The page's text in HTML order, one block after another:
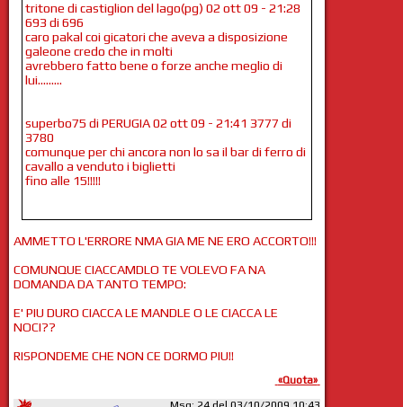
tritone di castiglion del lago(pg) 02 ott 09 - 21:28
693 di 696
caro pakal coi gicatori che aveva a disposizione
galeone credo che in molti
avrebbero fatto bene o forze anche meglio di
lui.........
superbo75 di PERUGIA 02 ott 09 - 21:41 3777 di
3780
comunque per chi ancora non lo sa il bar di ferro di
cavallo a venduto i biglietti
fino alle 15!!!!!
AMMETTO L'ERRORE NMA GIA ME NE ERO ACCORTO!!!
COMUNQUE CIACCAMDLO TE VOLEVO FA NA
DOMANDA DA TANTO TEMPO:
E' PIU DURO CIACCA LE MANDLE O LE CIACCA LE
NOCI??
RISPONDEME CHE NON CE DORMO PIU!!
«Quota»